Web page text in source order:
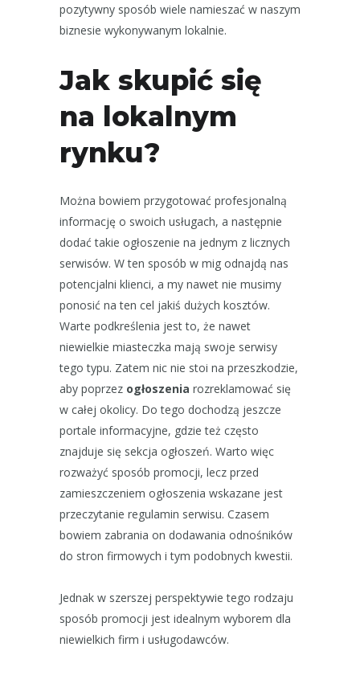
pozytywny sposób wiele namieszać w naszym
biznesie wykonywanym lokalnie.
Jak skupić się
na lokalnym
rynku?
Można bowiem przygotować profesjonalną
informację o swoich usługach, a następnie
dodać takie ogłoszenie na jednym z licznych
serwisów. W ten sposób w mig odnajdą nas
potencjalni klienci, a my nawet nie musimy
ponosić na ten cel jakiś dużych kosztów.
Warte podkreślenia jest to, że nawet
niewielkie miasteczka mają swoje serwisy
tego typu. Zatem nic nie stoi na przeszkodzie,
aby poprzez ogłoszenia rozreklamować się
w całej okolicy. Do tego dochodzą jeszcze
portale informacyjne, gdzie też często
znajduje się sekcja ogłoszeń. Warto więc
rozważyć sposób promocji, lecz przed
zamieszczeniem ogłoszenia wskazane jest
przeczytanie regulamin serwisu. Czasem
bowiem zabrania on dodawania odnośników
do stron firmowych i tym podobnych kwestii.
Jednak w szerszej perspektywie tego rodzaju
sposób promocji jest idealnym wyborem dla
niewielkich firm i usługodawców.